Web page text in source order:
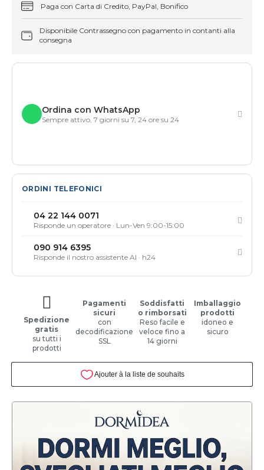
Paga con Carta di Credito, PayPal, Bonifico
Disponibile Contrassegno con pagamento in contanti alla
consegna
Ordina con WhatsApp
Sempre attivo, 7 giorni su 7, 24 ore su 24
ORDINI TELEFONICI
04 22 144 0071
Risponde un operatore · Lun-Ven 9:00-15:00
090 914 6395
Risponde il nostro assistente AI · h24
Spedizione
gratis
su tutti i
prodotti
Pagamenti
sicuri
con
decodificazione
SSL
Soddisfatti
o rimborsati
Reso facile e
veloce fino a
14 giorni
Imballaggio
prodotti
idoneo e
sicuro